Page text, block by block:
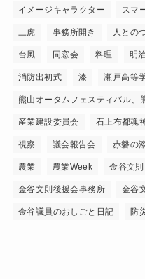
イメージキャラクター スマ
三虎 事務所開き 人との
台風 同窓会 料理 明
消防出初式 漆 瀬戸高等
熊山オータムフェスティバル、
産業建設委員会 石上布都魂
視察 議会報告会 赤磐の
農業 農業Week 金谷文則
金谷文則後援会事務所 金谷
金谷議員のおしごと日記 防